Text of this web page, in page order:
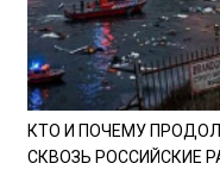
КТО И ПОЧЕМУ
СКВОЗЬ РОССИЙСКИЕ